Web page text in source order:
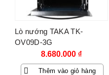
Lò nướng TAKA TK-
OV09D-3G
8.680.000 ₫
Thêm vào giỏ hàng